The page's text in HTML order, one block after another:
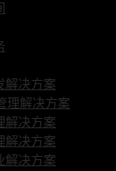
解决方案
理解决方案
解决方案
解决方案
解决方案